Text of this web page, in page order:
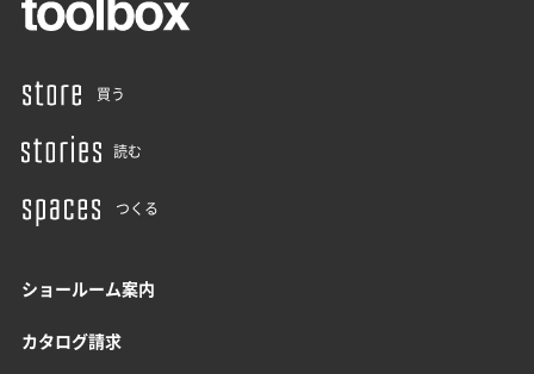
買う
読む
つくる
ショールーム案内
カタログ請求